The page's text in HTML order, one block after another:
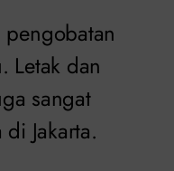
Letak dan
sangat
Jakarta.